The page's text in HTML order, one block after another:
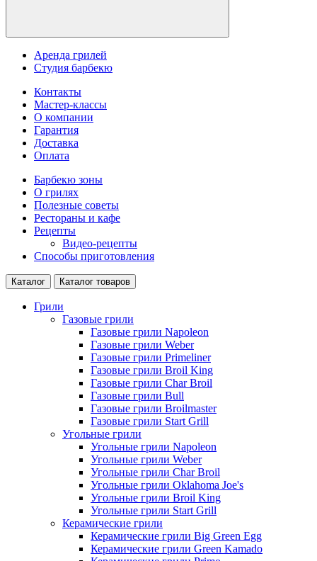
Аренда грилей
Студия барбекю
Контакты
Мастер-классы
О компании
Гарантия
Доставка
Оплата
Барбекю зоны
О грилях
Полезные советы
Рестораны и кафе
Рецепты
Видео-рецепты
Способы приготовления
Каталог Каталог товаров
Грили
Газовые грили
Газовые грили Napoleon
Газовые грили Weber
Газовые грили Primeliner
Газовые грили Broil King
Газовые грили Char Broil
Газовые грили Bull
Газовые грили Broilmaster
Газовые грили Start Grill
Угольные грили
Угольные грили Napoleon
Угольные грили Weber
Угольные грили Char Broil
Угольные грили Oklahoma Joe's
Угольные грили Broil King
Угольные грили Start Grill
Керамические грили
Керамические грили Big Green Egg
Керамические грили Green Kamado